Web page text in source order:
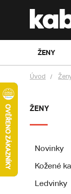
ŽENY
Úvod
ŽENY
Novinky
Kožené
Ledvinky